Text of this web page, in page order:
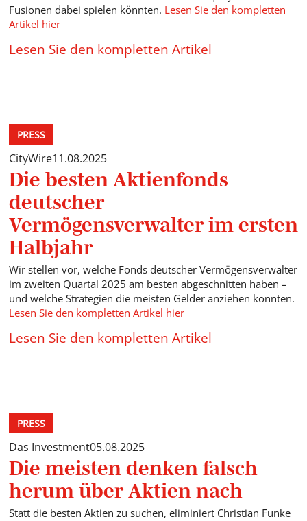
Fusionen dabei spielen könnten. Lesen Sie den kompletten
Artikel hier
Lesen Sie den kompletten Artikel
PRESS
CityWire11.08.2025
Die besten Aktienfonds
deutscher
Vermögensverwalter im ersten
Halbjahr
Wir stellen vor, welche Fonds deutscher Vermögensverwalter
im zweiten Quartal 2025 am besten abgeschnitten haben –
und welche Strategien die meisten Gelder anziehen konnten.
Lesen Sie den kompletten Artikel hier
Lesen Sie den kompletten Artikel
PRESS
Das Investment05.08.2025
Die meisten denken falsch
herum über Aktien nach
Statt die besten Aktien zu suchen, eliminiert Christian Funke